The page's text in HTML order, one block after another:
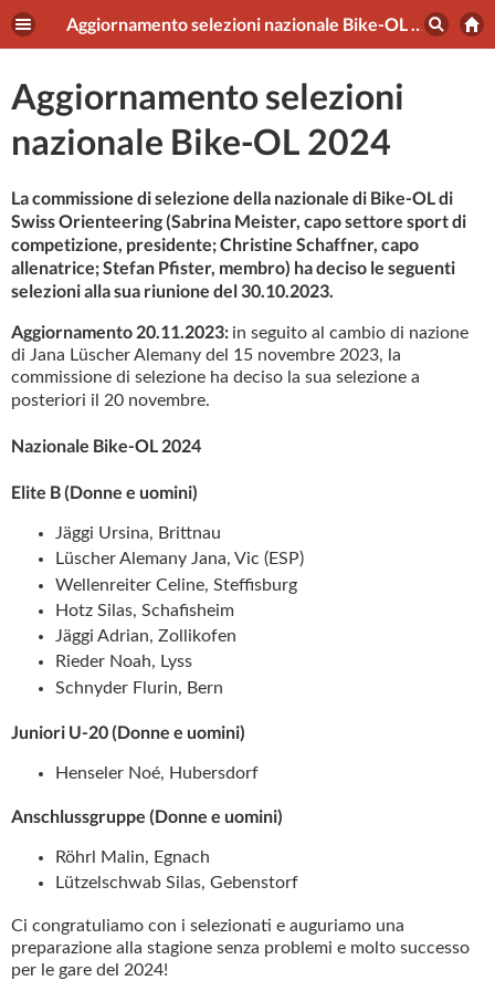
Aggiornamento selezioni nazionale Bike-OL 2024
Aggiornamento selezioni
nazionale Bike-OL 2024
La commissione di selezione della nazionale di Bike-OL di
Swiss Orienteering (Sabrina Meister, capo settore sport di
competizione, presidente; Christine Schaffner, capo
allenatrice; Stefan Pfister, membro) ha deciso le seguenti
selezioni alla sua riunione del 30.10.2023.
Aggiornamento 20.11.2023: in seguito al cambio di nazione
di Jana Lüscher Alemany del 15 novembre 2023, la
commissione di selezione ha deciso la sua selezione a
posteriori il 20 novembre.
Nazionale Bike-OL 2024
Elite B(Donne e uomini)
Jäggi Ursina, Brittnau
Lüscher Alemany Jana, Vic (ESP)
Wellenreiter Celine, Steffisburg
Hotz Silas, Schafisheim
Jäggi Adrian, Zollikofen
Rieder Noah, Lyss
Schnyder Flurin, Bern
Juniori U-20(Donne e uomini)
Henseler Noé, Hubersdorf
Anschlussgruppe (Donne e uomini)
Röhrl Malin, Egnach
Lützelschwab Silas, Gebenstorf
Ci congratuliamo con i selezionati e auguriamo una
preparazione alla stagione senza problemi e molto successo
per le gare del 2024!